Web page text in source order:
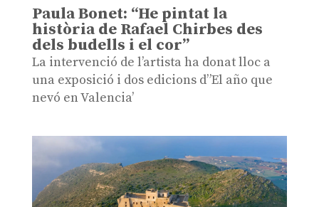
Paula Bonet: “He pintat la
història de Rafael Chirbes des
dels budells i el cor”
La intervenció de l’artista ha donat lloc a
una exposició i dos edicions d”El año que
nevó en Valencia’